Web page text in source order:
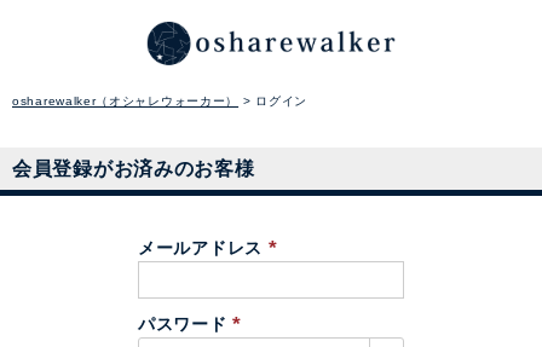
osharewalker（オシャレウォーカー） ログイン
会員登録がお済みのお客様
メールアドレス
必
パスワード